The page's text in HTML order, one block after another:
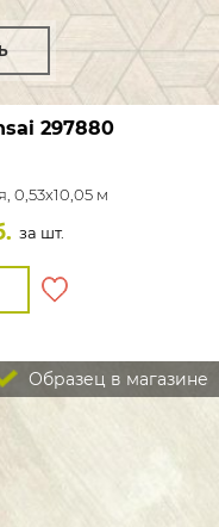
297880
0,53x10,05 м
за шт.
Образец в магазине